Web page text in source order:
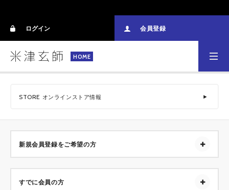
HOME
ログイン 会員登録
STORE オンラインストア情報
新規会員登録をご希望の方
すでに会員の方